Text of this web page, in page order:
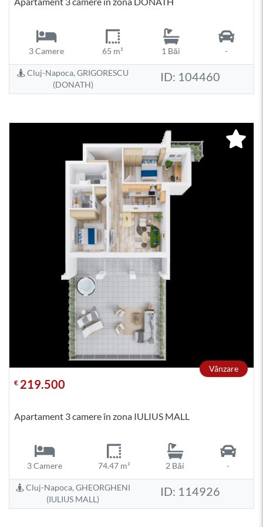
3 Camere 65 m² 1 Băi -
Cluj-Napoca, GRIGORESCU
(DONATH)
ID: 104460
Vânzare
€ 219.500
Apartament 3 camere în zona IULIUS MALL
3 Camere 74.47 m² 2 Băi -
Cluj-Napoca, GHEORGHENI
(IULIUS MALL)
ID: 114926